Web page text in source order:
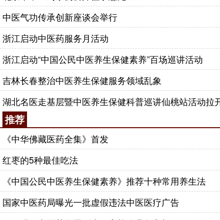
中医气功传承创新座谈会举行
浙江启动中医药服务月活动
浙江启动“中国公民中医养生保健素养”百场巡讲活动
吉林长春整治中医养生保健服务领域乱象
湖北名医走基层暨中医养生保健科普巡讲仙桃站活动拉
推荐
《中华佛藏医药全集》首发
红枣的5种最佳吃法
《中国公民中医养生保健素养》推荐十种常用养生法
国家中医药局曝光一批虚假违法中医医疗广告